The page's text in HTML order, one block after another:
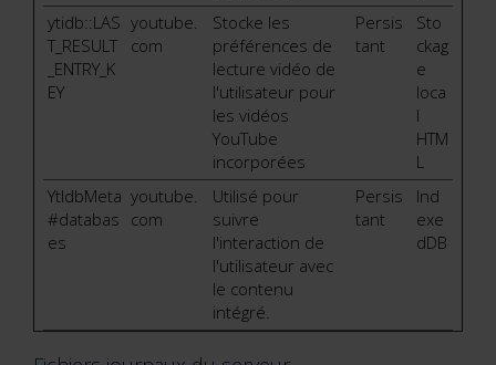
ytidb::LAS
T_RESULT
_ENTRY_K
EY
youtube.
com
Stocke les
préférences de
lecture vidéo de
l'utilisateur pour
les vidéos
YouTube
incorporées
Persis
tant
Sto
ckag
e
loca
l
HTM
L
YtIdbMeta
#databas
es
youtube.
com
Utilisé pour
suivre
l'interaction de
l'utilisateur avec
le contenu
intégré.
Persis
tant
Ind
exe
dDB